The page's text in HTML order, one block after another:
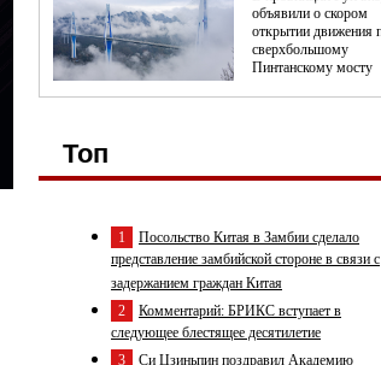
Топ
1 Посольство Китая в Замбии сделало
представление замбийской стороне в связи с
задержанием граждан Китая
2 Комментарий: БРИКС вступает в
следующее блестящее десятилетие
3 Си Цзиньпин поздравил Академию